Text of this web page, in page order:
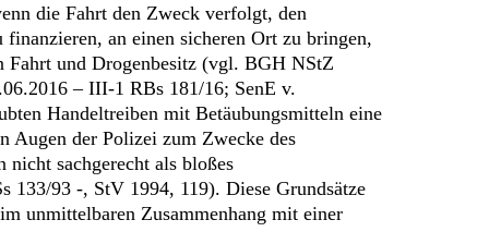
die Fahrt den Zweck verfolgt, den
an einen sicheren Ort zu bringen,
Fahrt und Drogenbesitz (vgl. BGH NStZ
– III-1 RBs 181/16; SenE v.
Handeltreiben mit Betäubungsmitteln eine
Augen der Polizei zum Zwecke des
sachgerecht als bloßes
133/93 -, StV 1994, 119). Diese Grundsätze
unmittelbaren Zusammenhang mit einer